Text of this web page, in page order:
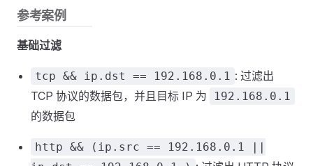
参考案例
基础过滤
tcp && ip.dst == 192.168.0.1 : 过滤出
TCP 协议的数据包，并且目标 IP 为
192.168.0.1
的数据包
http && (ip.src == 192.168.0.1 ||